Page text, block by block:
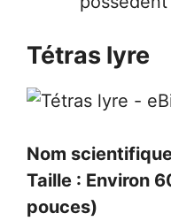
Tétras lyre
Nom
Taille : Environ
pouces)